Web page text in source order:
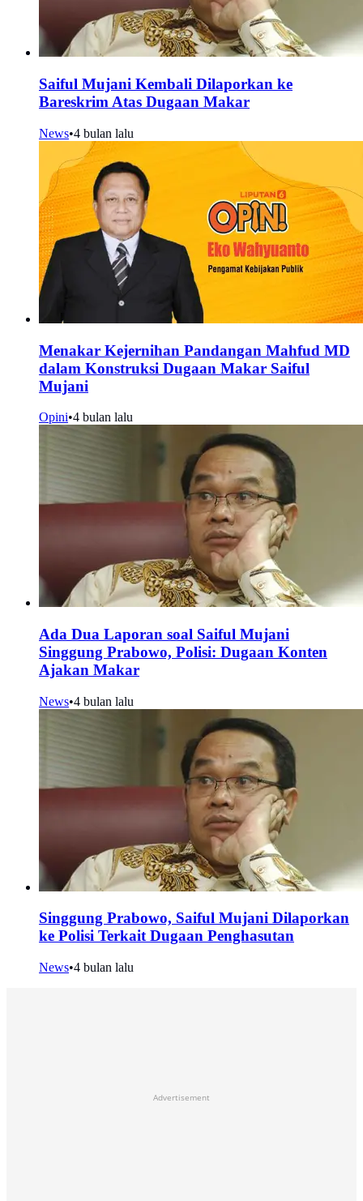
Saiful Mujani Kembali Dilaporkan ke
Bareskrim Atas Dugaan Makar
News•4 bulan lalu
Menakar Kejernihan Pandangan Mahfud MD
dalam Konstruksi Dugaan Makar Saiful
Mujani
Opini•4 bulan lalu
Ada Dua Laporan soal Saiful Mujani
Singgung Prabowo, Polisi: Dugaan Konten
Ajakan Makar
News•4 bulan lalu
Singgung Prabowo, Saiful Mujani Dilaporkan
ke Polisi Terkait Dugaan Penghasutan
News•4 bulan lalu
Advertisement